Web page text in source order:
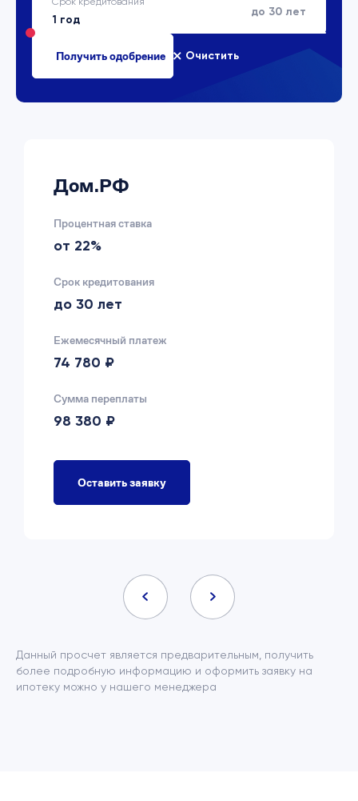
до 30 лет
Очистить
Дом.РФ
Процентная ставка
от 22%
Срок кредитования
до 30 лет
Ежемесячный платеж
74 780 ₽
Сумма переплаты
98 380 ₽
Оставить заявку
Данный просчет является предварительным, получить
более подробную информацию и оформить заявку на
ипотеку можно у нашего менеджера